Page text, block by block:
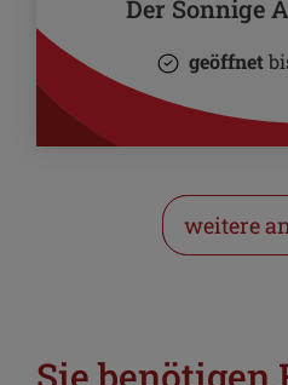
Der Sonnige
geöffnet
weitere